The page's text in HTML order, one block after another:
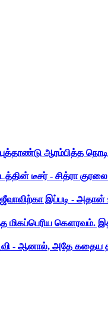
ஆரம்பித்த
டீசர் - சித்ரா குரலை
இப்படி - அதான்
மிகப்பெரிய கௌரவம்.
- ஆனால், அதே